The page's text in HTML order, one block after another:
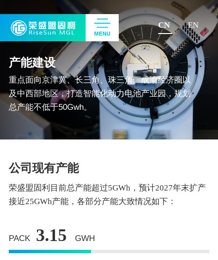
CN EN
产能建设
重点面向京津冀、长三角、珠三角、成渝经济圈以
及中西部地区，打造智能化动力电池产业园，规划
总产能不低于50Gwh。
公司现有产能
荣盛盟固利目前总产能超过5GWh，预计2027年末扩产
接近25GWh产能，各部分产能大致情况如下：
PACK 3.15 GWH